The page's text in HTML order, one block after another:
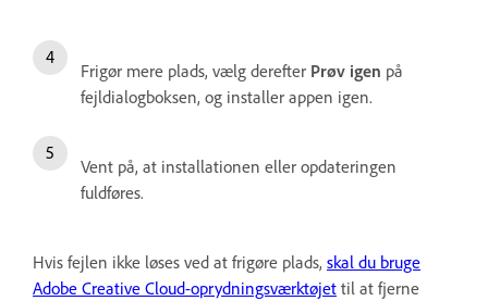
Frigør mere plads, vælg derefter Prøv igen på
fejldialogboksen, og installer appen igen.
Vent på, at installationen eller opdateringen
fuldføres.
Hvis fejlen ikke løses ved at frigøre plads, skal du bruge
Adobe Creative Cloud-oprydningsværktøjet til at fjerne